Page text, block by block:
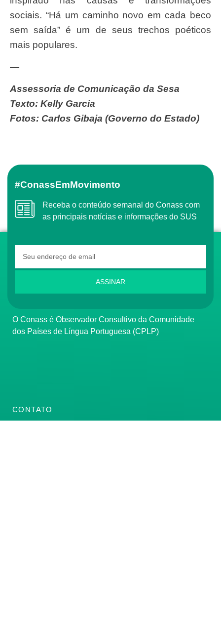
sociais. “Há um caminho novo em cada beco
sem saída” é um de seus trechos poéticos
mais populares.
—
Assessoria de Comunicação da Sesa
Texto: Kelly Garcia
Fotos: Carlos Gibaja (Governo do Estado)
#ConassEmMovimento
Receba o conteúdo semanal do Conass com
as principais notícias e informações do SUS
ASSINAR
O Conass é Observador Consultivo da Comunidade
dos Países de Língua Portuguesa (CPLP)
CONTATO